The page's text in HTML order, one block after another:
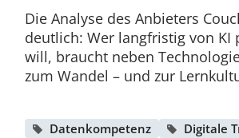
Die Analyse des Anbieters
deutlich: Wer langfristig von KI
will, braucht neben
zum Wandel – und zur
Datenkompetenz
Digitale